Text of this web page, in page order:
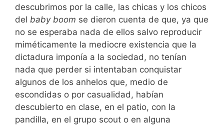
descubrimos por la calle, las chicas y los chicos
del baby boom se dieron cuenta de que, ya que
no se esperaba nada de ellos salvo reproducir
miméticamente la mediocre existencia que la
dictadura imponía a la sociedad, no tenían
nada que perder si intentaban conquistar
algunos de los anhelos que, medio de
escondidas o por casualidad, habían
descubierto en clase, en el patio, con la
pandilla, en el grupo scout o en alguna